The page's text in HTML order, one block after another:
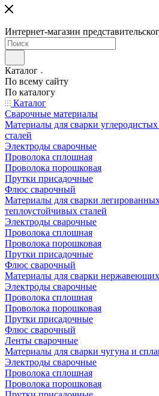
Интернет-магазин
Каталог
По всему сайту
По каталогу
Каталог
Сварочные материалы
Материалы для сварки
сталей
Электроды сварочные
Проволока сплошная
Проволока порошковая
Прутки присадочные
Флюс сварочный
Материалы для сварки
теплоустойчивых сталей
Электроды сварочные
Проволока сплошная
Проволока порошковая
Прутки присадочные
Флюс сварочный
Материалы для сварки
Электроды сварочные
Проволока сплошная
Проволока порошковая
Прутки присадочные
Флюс сварочный
Ленты сварочные
Материалы для сварки чугуна и
Электроды сварочные
Проволока сплошная
Проволока порошковая